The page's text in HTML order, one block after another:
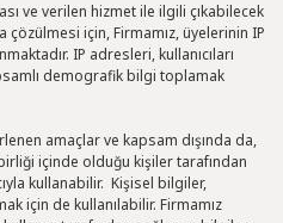
ve verilen hizmet ile ilgili çıkabilecek
çözülmesi için, Firmamız, üyelerinin IP
IP adresleri, kullanıcıları
demografik bilgi toplamak
amaçlar ve kapsam dışında da,
içinde olduğu kişiler tarafından
kullanabilir. Kişisel bilgiler,
için de kullanılabilir. Firmamız